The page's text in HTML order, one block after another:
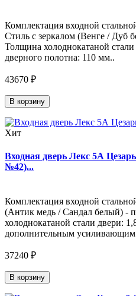
Комплектация входной
Стиль с зеркалом (Венге / Дуб
Толщина холоднокатаной
дверного полотна: 110 мм..
43670 ₽
В корзину
Хит
Входная дверь Лекс 5А
№42)...
Комплектация входной
(Антик медь / Сандал белый) -
холоднокатаной стали двери:
дополнительным усиливающим
37240 ₽
В корзину